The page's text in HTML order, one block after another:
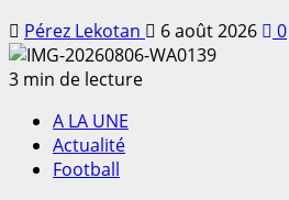
Pérez Lekotan 6 août 2026
0
3 min de lecture
A LA UNE
Actualité
Football